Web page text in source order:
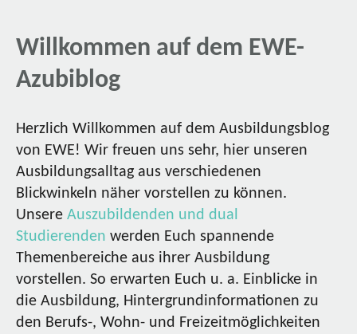
Willkommen auf dem EWE-
Azubiblog
Herzlich Willkommen auf dem Ausbildungsblog
von EWE! Wir freuen uns sehr, hier unseren
Ausbildungsalltag aus verschiedenen
Blickwinkeln näher vorstellen zu können.
Unsere Auszubildenden und dual
Studierenden werden Euch spannende
Themenbereiche aus ihrer Ausbildung
vorstellen. So erwarten Euch u. a. Einblicke in
die Ausbildung, Hintergrundinformationen zu
den Berufs-, Wohn- und Freizeitmöglichkeiten